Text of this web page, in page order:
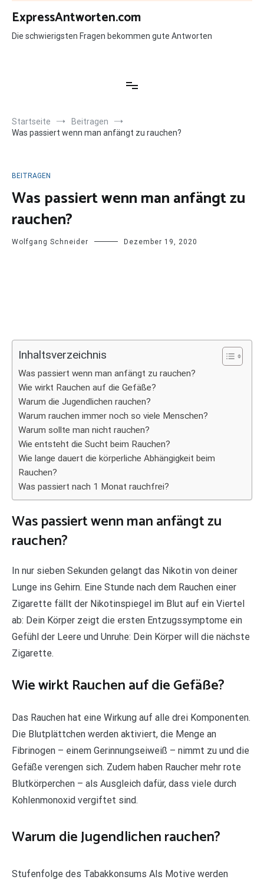
Zum
Inhalt
springen
ExpressAntworten.com
Die schwierigsten Fragen bekommen gute Antworten
Startseite
Beitragen
Was passiert wenn man anfängt zu rauchen?
BEITRAGEN
Was passiert wenn man anfängt zu
rauchen?
Wolfgang Schneider Dezember 19, 2020
Inhaltsverzeichnis
Was passiert wenn man anfängt zu rauchen?
Wie wirkt Rauchen auf die Gefäße?
Warum die Jugendlichen rauchen?
Warum rauchen immer noch so viele Menschen?
Warum sollte man nicht rauchen?
Wie entsteht die Sucht beim Rauchen?
Wie lange dauert die körperliche Abhängigkeit beim
Rauchen?
Was passiert nach 1 Monat rauchfrei?
Was passiert wenn man anfängt zu
rauchen?
In nur sieben Sekunden gelangt das Nikotin von deiner
Lunge ins Gehirn. Eine Stunde nach dem Rauchen einer
Zigarette fällt der Nikotinspiegel im Blut auf ein Viertel
ab: Dein Körper zeigt die ersten Entzugssymptome ein
Gefühl der Leere und Unruhe: Dein Körper will die nächste
Zigarette.
Wie wirkt Rauchen auf die Gefäße?
Das Rauchen hat eine Wirkung auf alle drei Komponenten.
Die Blutplättchen werden aktiviert, die Menge an
Fibrinogen – einem Gerinnungseiweiß – nimmt zu und die
Gefäße verengen sich. Zudem haben Raucher mehr rote
Blutkörperchen – als Ausgleich dafür, dass viele durch
Kohlenmonoxid vergiftet sind.
Warum die Jugendlichen rauchen?
Stufenfolge des Tabakkonsums Als Motive werden